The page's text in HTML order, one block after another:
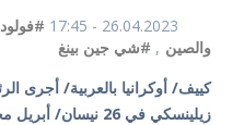
26.04.2023 - 17:45
والصين , #شي جين بينغ
كييف/ أوكرانيا بالعربية/ أجرى
زيلينسكي في 26